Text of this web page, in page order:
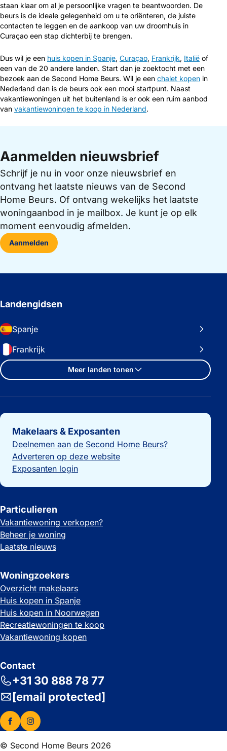
staan klaar om al je persoonlijke vragen te beantwoorden. De
beurs is de ideale gelegenheid om u te oriënteren, de juiste
contacten te leggen en de aankoop van uw droomhuis in
Curaçao een stap dichterbij te brengen.
Dus wil je een huis kopen in Spanje, Curaçao, Frankrijk, Italië of
een van de 20 andere landen. Start dan je zoektocht met een
bezoek aan de Second Home Beurs. Wil je een chalet kopen in
Nederland dan is de beurs ook een mooi startpunt. Naast
vakantiewoningen uit het buitenland is er ook een ruim aanbod
van vakantiewoningen te koop in Nederland.
Aanmelden nieuwsbrief
Schrijf je nu in voor onze nieuwsbrief en
ontvang het laatste nieuws van de Second
Home Beurs. Of ontvang wekelijks het laatste
woningaanbod in je mailbox. Je kunt je op elk
moment eenvoudig afmelden.
Aanmelden
Landengidsen
Spanje
Frankrijk
Meer landen tonen
Belangrijke links
Makelaars & Exposanten
Deelnemen aan de Second Home Beurs?
Adverteren op deze website
Exposanten login
Particulieren
Vakantiewoning verkopen?
Beheer je woning
Laatste nieuws
Woningzoekers
Overzicht makelaars
Huis kopen in Spanje
Huis kopen in Noorwegen
Recreatiewoningen te koop
Vakantiewoning kopen
Contact
+31 30 888 78 77
[email protected]
© Second Home Beurs 2026